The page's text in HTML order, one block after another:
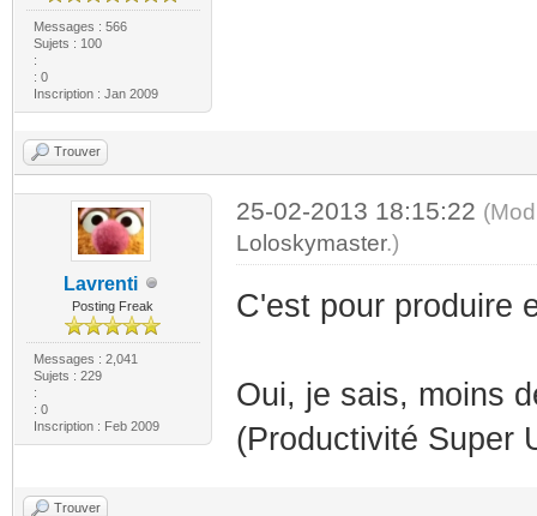
Messages : 566
Sujets : 100
:
: 0
Inscription : Jan 2009
Trouver
Lavrenti
Posting Freak
Messages : 2,041
Sujets : 229
:
: 0
Inscription : Feb 2009
25-02-2013 18:15:22
Loloskymaster.)
C'est pour produire
Oui, je sais, moins
(Productivité Super
Trouver